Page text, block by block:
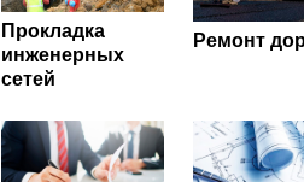
Прокладка
инженерных
сетей
Ремонт